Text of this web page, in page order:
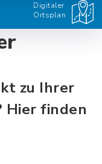
Digitaler
Ortsplan
zu Ihrer
Hier finden